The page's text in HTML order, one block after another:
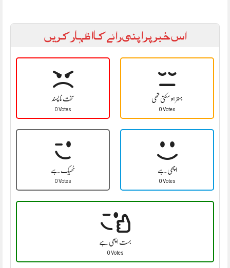
اس خبر پر اپنی رائے کا اظہار کریں
سخت نا پسند
0 Votes
بہتر ہو سکتی تھی
0 Votes
ٹھیک ہے
0 Votes
اچھی ہے
0 Votes
بہت اچھی ہے
0 Votes